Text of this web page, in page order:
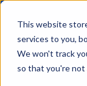
This website
services to you,
We won't track
so that you're not